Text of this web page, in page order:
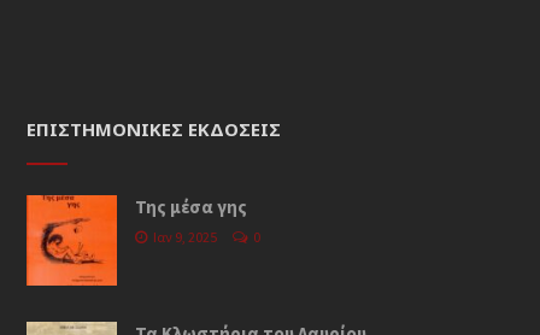
ΕΠΙΣΤΗΜΟΝΙΚΈΣ ΕΚΔΌΣΕΙΣ
Της μέσα γης
Ιαν 9, 2025 0